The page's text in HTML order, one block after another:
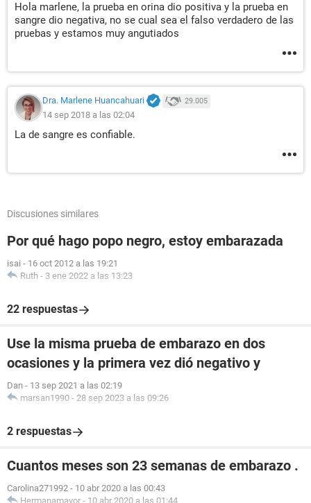
Hola marlene, la prueba en orina dio positiva y la prueba en
sangre dio negativa, no se cual sea el falso verdadero de las
pruebas y estamos muy angutiados
Dra. Marlene Huancahuari 29.005
14 sep 2018 a las 02:04
La de sangre es confiable.
Discusiones similares
Por qué hago popo negro, estoy embarazada
isai - 16 oct 2012 a las 19:21
Ruth - 3 ene 2022 a las 13:23
22 respuestas
Use la misma prueba de embarazo en dos
ocasiones y la primera vez dió negativo y
Dan - 13 sep 2021 a las 02:19
marsan1990 - 28 sep 2023 a las 09:26
2 respuestas
Cuantos meses son 23 semanas de embarazo .
Carolina271992 - 10 abr 2020 a las 00:43
Hermanamayor - 10 abr 2020 a las 01:44